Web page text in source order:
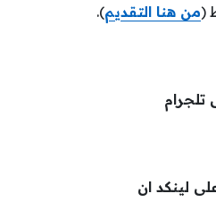
(من هنا التقديم).
تلجرام
لينكد ان